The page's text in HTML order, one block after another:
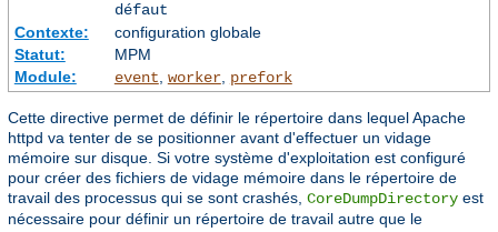
défaut
Contexte:
configuration globale
Statut:
MPM
Module:
event worker, prefork
Cette directive permet de définir le répertoire dans lequel Apache
httpd va tenter de se positionner avant d'effectuer un vidage
mémoire sur disque. Si votre système d'exploitation est configuré
pour créer des fichiers de vidage mémoire dans le répertoire de
travail des processus qui se sont crashés, CoreDumpDirectory est
nécessaire pour définir un répertoire de travail autre que le